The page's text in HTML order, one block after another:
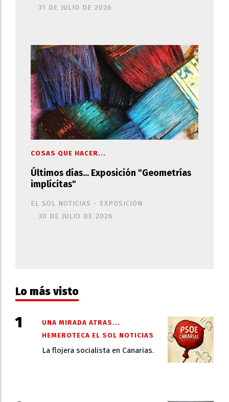
31 DE JULIO DE 2026
Últimos días... Exposición "Geometrías
implícitas"
EL SOL NOTICIAS - EXPOSICIÓN
COSAS QUE HACER...
30 DE JULIO DE 2026
Lo más visto
La flojera socialista en Canarias.
UNA MIRADA ATRAS...
HEMEROTECA EL SOL NOTICIAS